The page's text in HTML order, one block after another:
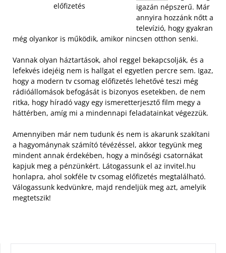
előfizetés
igazán népszerű. Már
annyira hozzánk nőtt a
televízió, hogy gyakran
még olyankor is működik, amikor nincsen otthon senki.
Vannak olyan háztartások, ahol reggel bekapcsolják, és a
lefekvés idejéig nem is hallgat el egyetlen percre sem. Igaz,
hogy a modern tv csomag előfizetés lehetővé teszi még
rádióállomások befogását is bizonyos esetekben, de nem
ritka, hogy híradó vagy egy ismeretterjesztő film megy a
háttérben, amíg mi a mindennapi feladatainkat végezzük.
Amennyiben már nem tudunk és nem is akarunk szakítani
a hagyománynak számító tévézéssel, akkor tegyünk meg
mindent annak érdekében, hogy a minőségi csatornákat
kapjuk meg a pénzünkért. Látogassunk el az invitel.hu
honlapra, ahol sokféle tv csomag előfizetés megtalálható.
Válogassunk kedvünkre, majd rendeljük meg azt, amelyik
megtetszik!